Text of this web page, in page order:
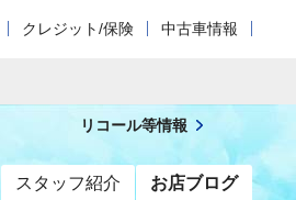
クレジット/保険 中古車情報
スタッフ紹介 お店ブログ
リコール等情報